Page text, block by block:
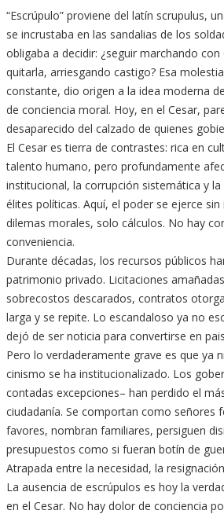
“Escrúpulo” proviene del latín scrupulus,
se incrustaba en las sandalias de los
obligaba a decidir: ¿seguir marchando
quitarla, arriesgando castigo? Esa
constante, dio origen a la idea moderna
de conciencia moral. Hoy, en el Cesar,
desaparecido del calzado de quienes
El Cesar es tierra de contrastes: rica en
talento humano, pero profundamente
institucional, la corrupción sistemática y la
élites políticas. Aquí, el poder se ejerce
dilemas morales, solo cálculos. No hay
conveniencia.
Durante décadas, los recursos públicos
patrimonio privado. Licitaciones
sobrecostos descarados, contratos
larga y se repite. Lo escandaloso ya no
dejó de ser noticia para convertirse en
Pero lo verdaderamente grave es que ya
cinismo se ha institucionalizado. Los
contadas excepciones– han perdido el
ciudadanía. Se comportan como señores
favores, nombran familiares, persiguen
presupuestos como si fueran botín de
Atrapada entre la necesidad, la
La ausencia de escrúpulos es hoy la
en el Cesar. No hay dolor de conciencia